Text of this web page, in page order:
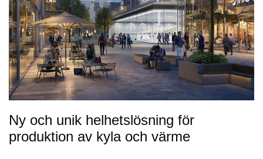
Ny och unik helhetslösning för
produktion av kyla och värme